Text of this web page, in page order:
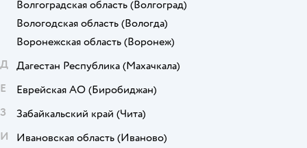
Волгоградская область (Волгоград)
Вологодская область (Вологда)
Воронежская область (Воронеж)
Д Дагестан Республика (Махачкала)
Е
Еврейская АО (Биробиджан)
З
Забайкальский край (Чита)
И
Ивановская область (Иваново)